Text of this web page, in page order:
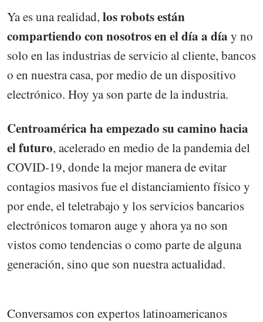
Ya es una realidad, los robots están
compartiendo con nosotros en el día a día y no
solo en las industrias de servicio al cliente, bancos
o en nuestra casa, por medio de un dispositivo
electrónico. Hoy ya son parte de la industria.
Centroamérica ha empezado su camino hacia
el futuro, acelerado en medio de la pandemia del
COVID-19, donde la mejor manera de evitar
contagios masivos fue el distanciamiento físico y
por ende, el teletrabajo y los servicios bancarios
electrónicos tomaron auge y ahora ya no son
vistos como tendencias o como parte de alguna
generación, sino que son nuestra actualidad.
Conversamos con expertos latinoamericanos